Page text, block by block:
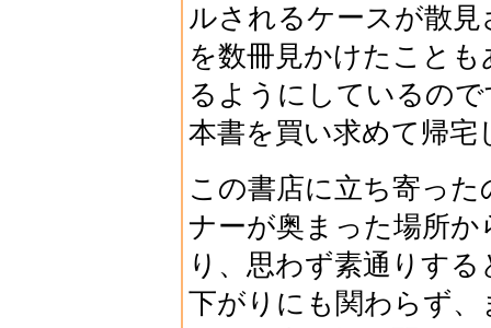
ルされるケースが散
を数冊見かけたこと
るようにしているの
本書を買い求めて帰宅
この書店に立ち寄っ
ナーが奥まった場所
り、思わず素通りす
下がりにも関わらず